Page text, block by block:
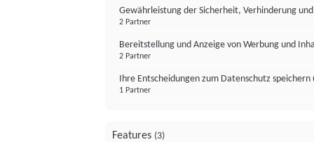
Gewährleistung der Sicherheit, Verhinderung
2 Partner
Bereitstellung und Anzeige von Werbung und
2 Partner
Ihre Entscheidungen zum Datenschutz
1 Partner
Features (3)